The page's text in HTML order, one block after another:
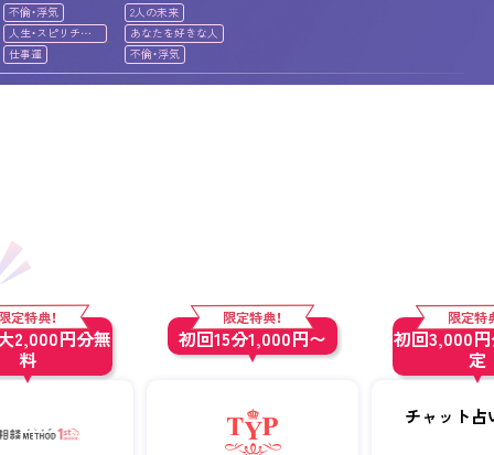
不倫・浮気
人生・スピリチュ
アル
仕事運
2人の未来
あなたを好きな人
不倫・浮気
定特典！
2,000円分無
料
限定特典！
初回15分1,000円〜
限定特
初回3,000
定
チャット占